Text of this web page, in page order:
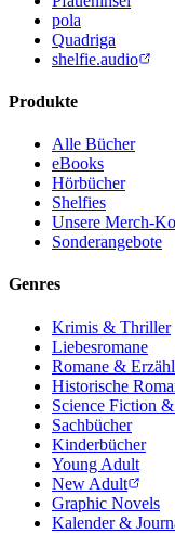
pola
Quadriga
shelfie.audio
Produkte
Alle Bücher
eBooks
Hörbücher
Shelfies
Unsere Merch-
Sonderangebote
Genres
Krimis & Thriller
Liebesromane
Romane &
Historische
Science Fiction
Sachbücher
Kinderbücher
Young Adult
New Adult
Graphic Novels
Kalender &